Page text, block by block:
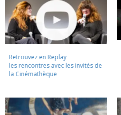
Retrouvez en Replay
les rencontres avec les invités de
la Cinémathèque